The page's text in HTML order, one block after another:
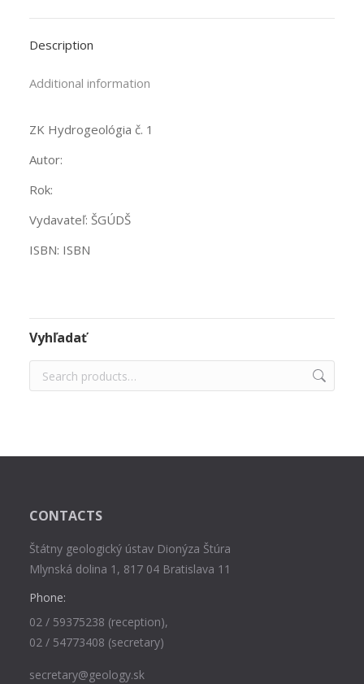
X
LinkedInFacebook
Description
Additional information
ZK Hydrogeológia č. 1
Autor:
Rok:
Vydavateľ: ŠGÚDŠ
ISBN: ISBN
Vyhľadať
CONTACTS
Štátny geologický ústav Dionýza Štúra
Mlynská dolina 1, 817 04 Bratislava 11
Phone:
02 / 59375238 (reception),
02 / 54773408 (secretary)
secretary@geology.sk